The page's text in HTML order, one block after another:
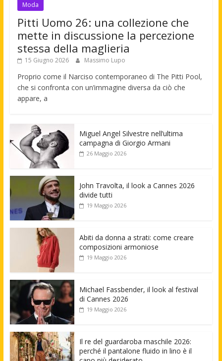
Moda
Pitti Uomo 26: una collezione che
mette in discussione la percezione
stessa della maglieria
15 Giugno 2026 Massimo Lupo
Proprio come il Narciso contemporaneo di The Pitti Pool,
che si confronta con un’immagine diversa da ciò che
appare, a
Miguel Angel Silvestre nell’ultima
campagna di Giorgio Armani
26 Maggio 2026
John Travolta, il look a Cannes 2026
divide tutti
19 Maggio 2026
Abiti da donna a strati: come creare
composizioni armoniose
19 Maggio 2026
Michael Fassbender, il look al festival
di Cannes 2026
19 Maggio 2026
Il re del guardaroba maschile 2026:
perché il pantalone fluido in lino è il